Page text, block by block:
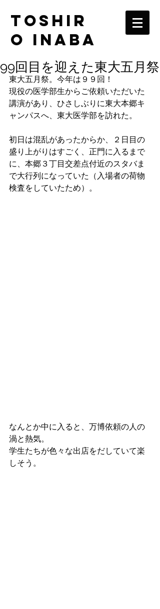
TOSHIR
O INABA
99回目を迎えた東大五月祭
東大五月祭。今年は９９回！
現役の医学部生からご依頼いただいた
講演があり、ひさしぶりに東大本郷キ
ャンパスへ、東大医学部を訪れた。
初日は混乱があったからか、２日目の
盛り上がりはすごく、正門に入るまで
に、本郷３丁目交差点付近のスタバま
で大行列になっていた（入場者の荷物
検査をしていたため）。
なんとか中に入ると、万博依頼の人の
渦と熱気。
学生たちが色々な出店をだしていて楽
しそう。